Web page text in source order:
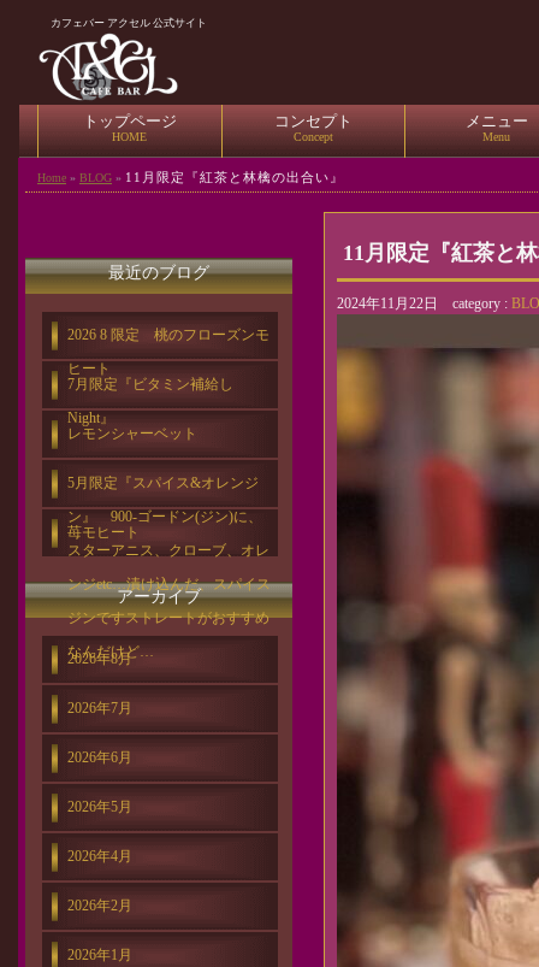
カフェバー アクセル 公式サイト
トップページ
HOME
コンセプト
Concept
メニュー
Menu
Home » BLOG » 11月限定『紅茶と林檎の出合い』
11月限定『紅茶と
2024年11月22日 category :
最近のブログ
2026 8 限定 桃のフローズンモ
ヒート
7月限定『ビタミン補給し
Night』
レモンシャーベット
5月限定『スパイス&オレンジ
ン』 900-ゴードン(ジン)に、
スターアニス、クローブ、オレ
ンジetc…漬け込んだ、スパイス
ジンですストレートがおすすめ
なんだけど…
苺モヒート
アーカイブ
2026年8月
2026年7月
2026年6月
2026年5月
2026年4月
2026年2月
2026年1月